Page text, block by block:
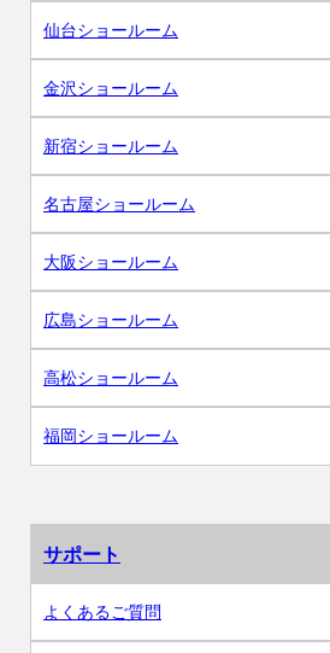
仙台ショールーム
金沢ショールーム
新宿ショールーム
名古屋ショールーム
大阪ショールーム
広島ショールーム
高松ショールーム
福岡ショールーム
サポート
よくあるご質問